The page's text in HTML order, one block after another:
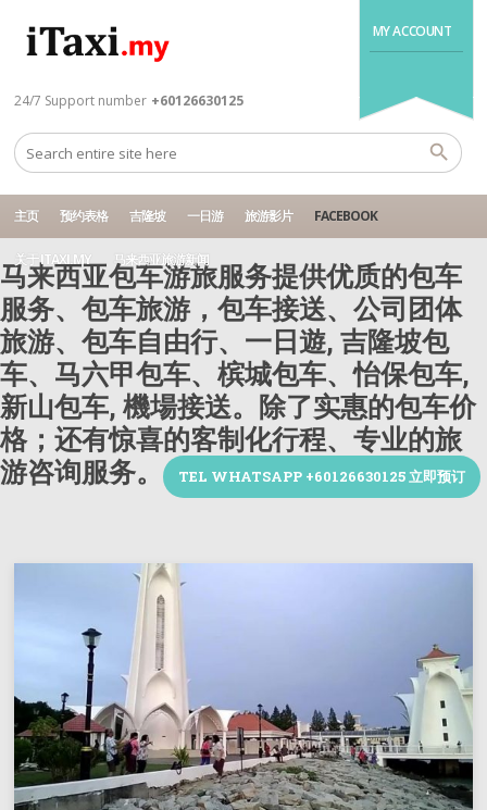
MY ACCOUNT
24/7 Support number +60126630125
主页 预约表格 吉隆坡 一日游 旅游影片 FACEBOOK
关于 ITAXI.MY 马来西亚旅游新闻
马来西亚包车游旅服务提供优质的包车
服务、包车旅游，包车接送、公司团体
旅游、包车自由行、一日遊, 吉隆坡包
车、马六甲包车、槟城包车、怡保包车,
新山包车, 機場接送。除了实惠的包车价
格；还有惊喜的客制化行程、专业的旅
游咨询服务。
TEL WHATSAPP +60126630125 立即预订